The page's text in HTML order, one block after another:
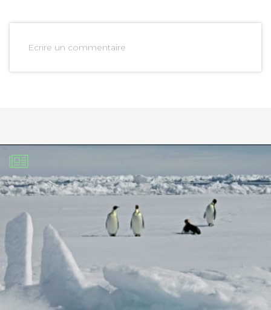
Ecrire un commentaire